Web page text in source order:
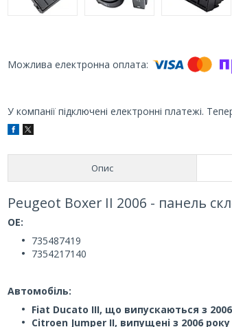
У компанії підключені електронні платежі.
Опис
Peugeot Boxer II 2006 - панель
OE:
735487419
7354217140
Автомобіль:
Fiat Ducato III, що випускаються з
Citroen Jumper II, випущені з 2006 року